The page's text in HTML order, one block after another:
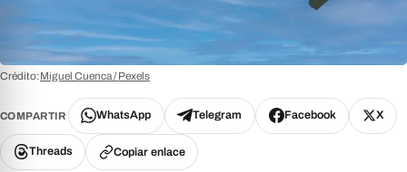
Crédito:Miguel Cuenca / Pexels
COMPARTIR WhatsApp Telegram Facebook X
Threads Copiar enlace